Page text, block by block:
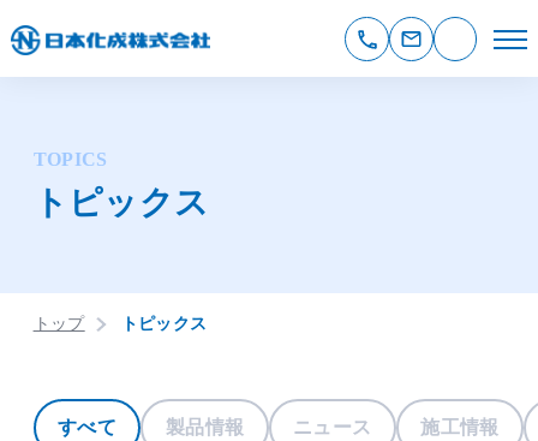
TOPICS
トピックス
トップ トピックス
すべて 製品情報 ニュース 施工情報